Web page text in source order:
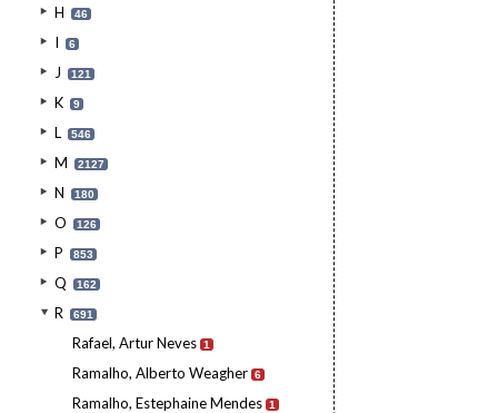
H 46
I 6
J 121
K 9
L 546
M 2127
N 180
O 126
P 853
Q 162
R 691
Rafael, Artur Neves 1
Ramalho, Alberto Weagher 6
Ramalho, Estephaine Mendes 1